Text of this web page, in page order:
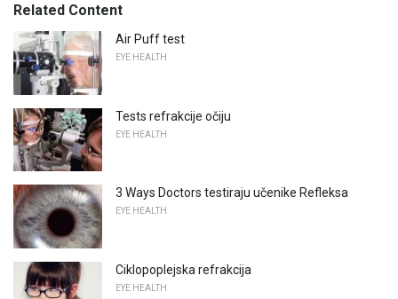
Related Content
Air Puff test
EYE HEALTH
Tests refrakcije očiju
EYE HEALTH
3 Ways Doctors testiraju učenike Refleksa
EYE HEALTH
Ciklopoplejska refrakcija
EYE HEALTH